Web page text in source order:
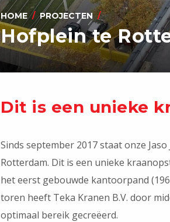
HOME PROJECTEN
Hofplein te
Dit is een unieke
Sinds september 2017 staat onze
Rotterdam. Dit is een unieke
het eerst gebouwde kantoorpand
toren heeft Teka Kranen B.V. door
optimaal bereik gecreëerd.